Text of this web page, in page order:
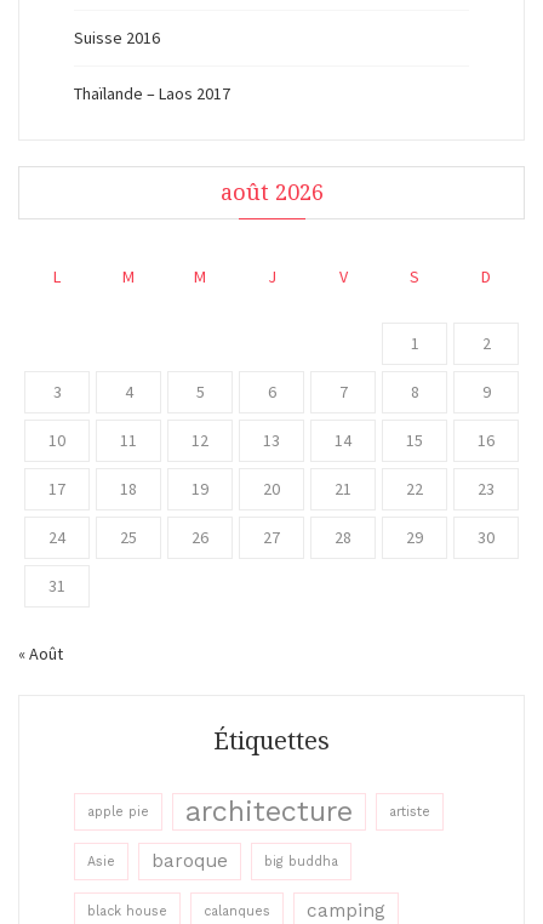
Suisse 2016
Thaïlande – Laos 2017
août 2026
L M M J V S D
1 2
3 4 5 6 7 8 9
10 11 12 13 14 15 16
17 18 19 20 21 22 23
24 25 26 27 28 29 30
31
« Août
Étiquettes
apple pie architecture artiste
Asie baroque big buddha
black house calanques camping